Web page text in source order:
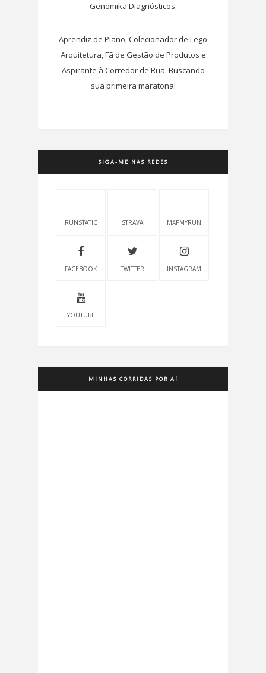
Genomika Diagnósticos.
Aprendiz de Piano, Colecionador de Lego
Arquitetura, Fã de Gestão de Produtos e
Aspirante à Corredor de Rua. Buscando
sua primeira maratona!
SIGA-ME NAS REDES
RUNSTATIC STRAVA MAPMYRUN
FACEBOOK TWITTER INSTAGRAM
YOUTUBE
MINHAS CORRIDAS POR AÍ